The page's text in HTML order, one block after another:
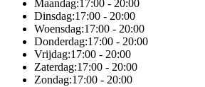
Maandag:17:00 - 20:00
Dinsdag:17:00 - 20:00
Woensdag:17:00 - 20:00
Donderdag:17:00 - 20:00
Vrijdag:17:00 - 20:00
Zaterdag:17:00 - 20:00
Zondag:17:00 - 20:00